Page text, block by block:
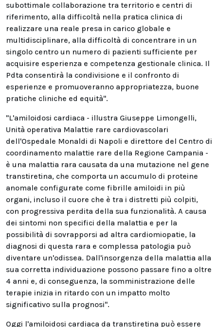
subottimale collaborazione tra territorio e centri di
riferimento, alla difficoltà nella pratica clinica di
realizzare una reale presa in carico globale e
multidisciplinare, alla difficoltà di concentrare in un
singolo centro un numero di pazienti sufficiente per
acquisire esperienza e competenza gestionale clinica. Il
Pdta consentirà la condivisione e il confronto di
esperienze e promuoveranno appropriatezza, buone
pratiche cliniche ed equità".
"L'amiloidosi cardiaca - illustra Giuseppe Limongelli,
Unità operativa Malattie rare cardiovascolari
dell'Ospedale Monaldi di Napoli e direttore del Centro di
coordinamento malattie rare della Regione Campania -
è una malattia rara causata da una mutazione nel gene
transtiretina, che comporta un accumulo di proteine
anomale configurate come fibrille amiloidi in più
organi, incluso il cuore che è tra i distretti più colpiti,
con progressiva perdita della sua funzionalità. A causa
dei sintomi non specifici della malattia e per la
possibilità di sovrapporsi ad altra cardiomiopatie, la
diagnosi di questa rara e complessa patologia può
diventare un'odissea. Dall'insorgenza della malattia alla
sua corretta individuazione possono passare fino a oltre
4 anni e, di conseguenza, la somministrazione delle
terapie inizia in ritardo con un impatto molto
significativo sulla prognosi".
Oggi l'amiloidosi cardiaca da transtiretina può essere